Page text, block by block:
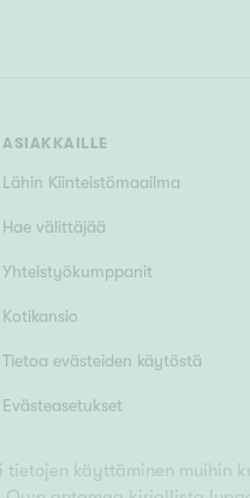
ASIAKKAILLE
Lähin Kiinteistömaailma
Hae välittäjää
Yhteistyökumppanit
Kotikansio
Tietoa evästeiden käytöstä
Evästeasetukset
käyttäminen muihin